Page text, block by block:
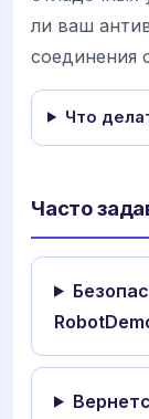
ли ваш
соединения
Что
Часто